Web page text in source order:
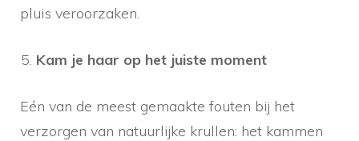
pluis veroorzaken.
Kam je haar op het juiste moment
Eén van de meest gemaakte fouten bij het
verzorgen van natuurlijke krullen: het kammen